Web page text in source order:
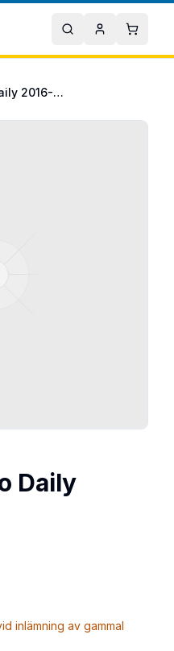
Sök Mitt konto
Motor till Iveco Daily 2016- 35S18
Daily
inlämning av gammal